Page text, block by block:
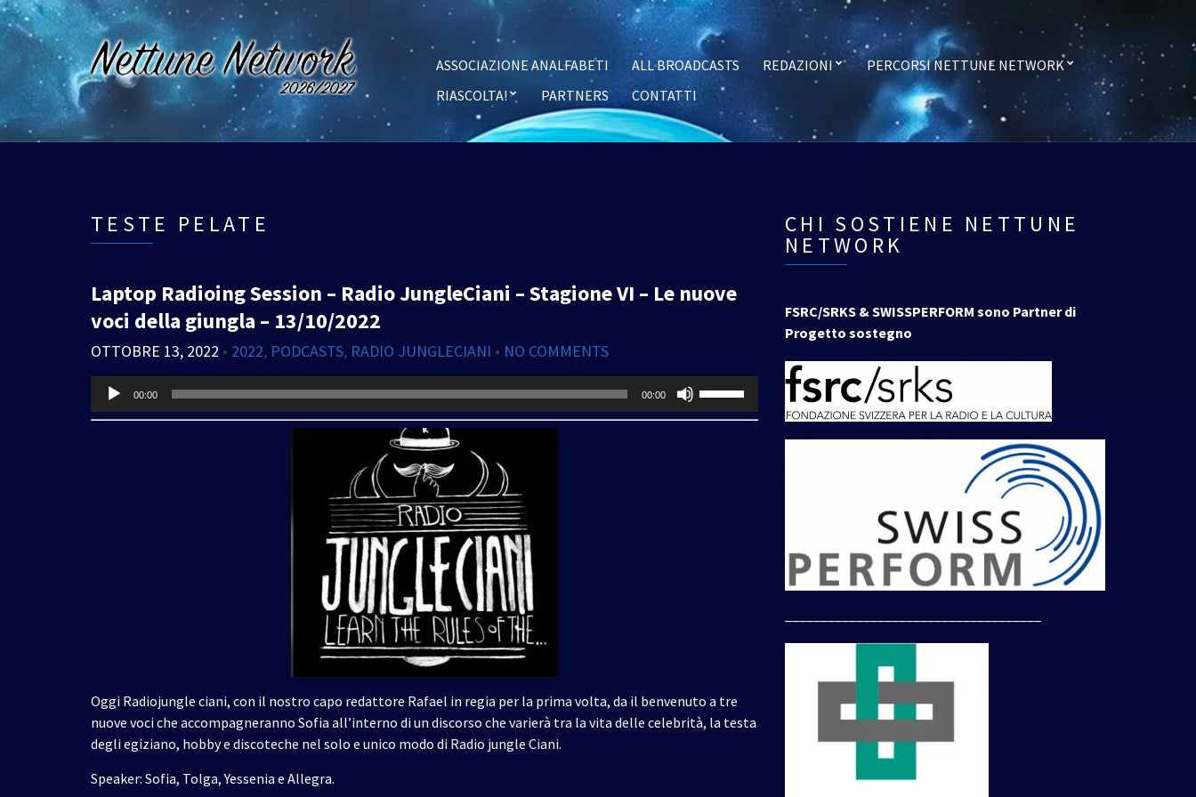
ASSOCIAZIONE ANALFABETI ALL BROADCASTS REDAZIONI
PERCORSI NETTUNE NETWORK
RIASCOLTA!
PARTNERS CONTATTI
TESTE PELATE
Laptop Radioing Session – Radio JungleCiani – Stagione VI – Le nuove
voci della giungla – 13/10/2022
OTTOBRE 13, 2022 • 2022, PODCASTS, RADIO JUNGLECIANI • NO COMMENTS
Audio
Player
00:00 00:00
Oggi Radiojungle ciani, con il nostro capo redattore Rafael in regia per la prima volta, da il benvenuto a tre
nuove voci che accompagneranno Sofia all’interno di un discorso che varierà tra la vita delle celebrità, la testa
degli egiziano, hobby e discoteche nel solo e unico modo di Radio jungle Ciani.
Speaker: Sofia, Tolga, Yessenia e Allegra.
CHI SOSTIENE NETTUNE
NETWORK
FSRC/SRKS & SWISSPERFORM sono Partner di
Progetto sostegno